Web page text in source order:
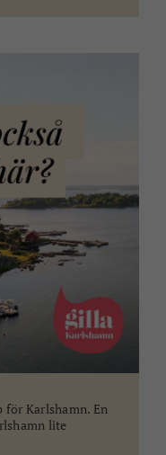
för Karlshamn. En
lite